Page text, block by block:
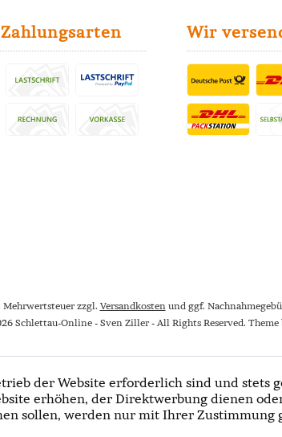
Wir
zzgl. Versandkostenund ggf.
Schlettau-Online - Sven Ziller - All Rights Reserved. Theme
der Website erforderlich sind und stets
erhöhen, der Direktwerbung dienen
sollen, werden nur mit Ihrer Zustimmung